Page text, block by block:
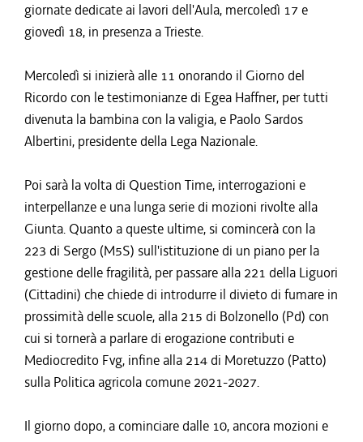
giornate dedicate ai lavori dell'Aula, mercoledì 17 e
giovedì 18, in presenza a Trieste.
Mercoledì si inizierà alle 11 onorando il Giorno del
Ricordo con le testimonianze di Egea Haffner, per tutti
divenuta la bambina con la valigia, e Paolo Sardos
Albertini, presidente della Lega Nazionale.
Poi sarà la volta di Question Time, interrogazioni e
interpellanze e una lunga serie di mozioni rivolte alla
Giunta. Quanto a queste ultime, si comincerà con la
223 di Sergo (M5S) sull'istituzione di un piano per la
gestione delle fragilità, per passare alla 221 della Liguori
(Cittadini) che chiede di introdurre il divieto di fumare in
prossimità delle scuole, alla 215 di Bolzonello (Pd) con
cui si tornerà a parlare di erogazione contributi e
Mediocredito Fvg, infine alla 214 di Moretuzzo (Patto)
sulla Politica agricola comune 2021-2027.
Il giorno dopo, a cominciare dalle 10, ancora mozioni e